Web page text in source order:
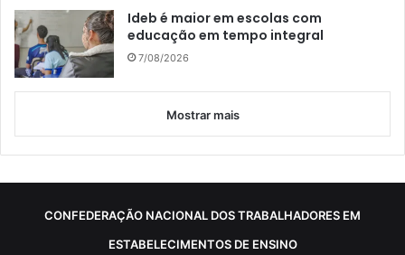
Ideb é maior em escolas com
educação em tempo integral
7/08/2026
Mostrar mais
CONFEDERAÇÃO NACIONAL DOS TRABALHADORES EM
ESTABELECIMENTOS DE ENSINO